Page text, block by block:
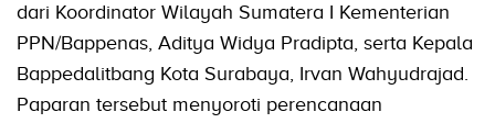
dari Koordinator Wilayah Sumatera I Kementerian
PPN/Bappenas, Aditya Widya Pradipta, serta Kepala
Bappedalitbang Kota Surabaya, Irvan Wahyudrajad.
Paparan tersebut menyoroti perencanaan